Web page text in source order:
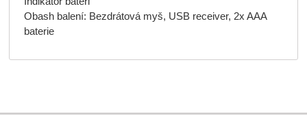
Obash balení: Bezdrátová myš, USB receiver, 2x AAA
baterie